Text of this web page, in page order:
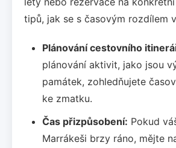
tipů, jak se s časovým rozdílem
Plánování cestovního
plánování aktivit, jako jsou
památek, zohledňujete
ke zmatku.
Čas přizpůsobení: Pokud
Marrákeši brzy ráno, mějte